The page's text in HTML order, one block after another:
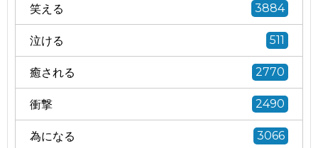
笑える 3884
泣ける 511
癒される 2770
衝撃 2490
為になる 3066